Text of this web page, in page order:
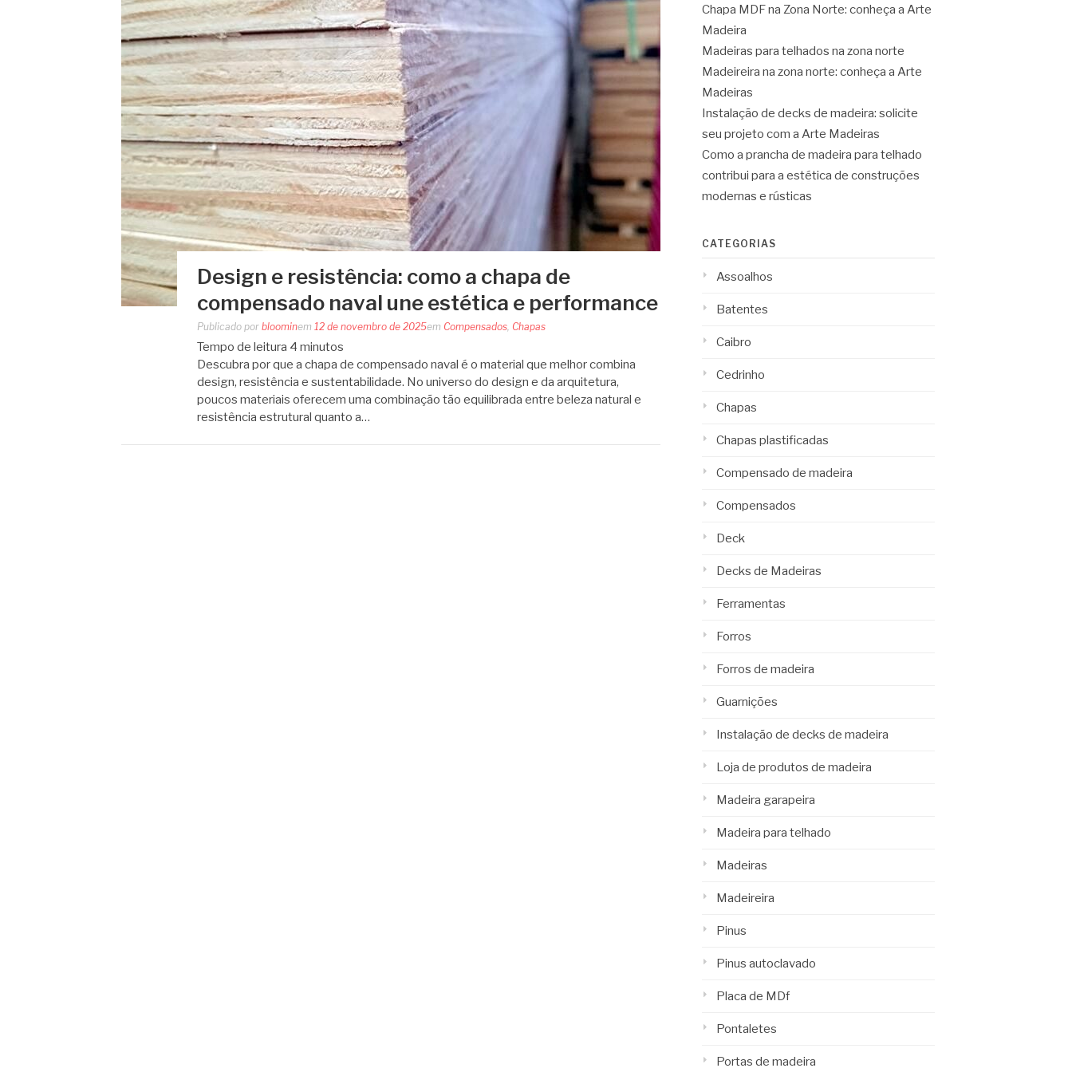
Design e resistência: como a chapa de
compensado naval une estética e performance
Publicado por bloominem 12 de novembro de 2025em Compensados, Chapas
Tempo de leitura 4 minutos
Descubra por que a chapa de compensado naval é o material que melhor combina
design, resistência e sustentabilidade. No universo do design e da arquitetura,
poucos materiais oferecem uma combinação tão equilibrada entre beleza natural e
resistência estrutural quanto a…
Chapa MDF na Zona Norte: conheça a Arte
Madeira
Madeiras para telhados na zona norte
Madeireira na zona norte: conheça a Arte
Madeiras
Instalação de decks de madeira: solicite
seu projeto com a Arte Madeiras
Como a prancha de madeira para telhado
contribui para a estética de construções
modernas e rústicas
CATEGORIAS
Assoalhos
Batentes
Caibro
Cedrinho
Chapas
Chapas plastificadas
Compensado de madeira
Compensados
Deck
Decks de Madeiras
Ferramentas
Forros
Forros de madeira
Guarnições
Instalação de decks de madeira
Loja de produtos de madeira
Madeira garapeira
Madeira para telhado
Madeiras
Madeireira
Pinus
Pinus autoclavado
Placa de MDf
Pontaletes
Portas de madeira